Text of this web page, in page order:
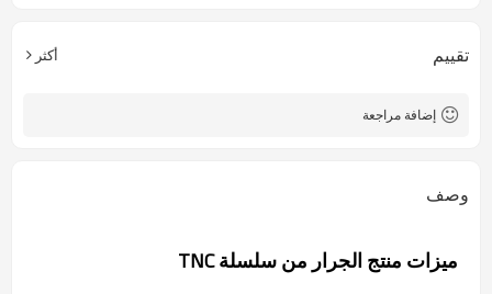
تقييم أكثر
إضافة مراجعة
وصف
ميزات منتج الجرار من سلسلة TNC